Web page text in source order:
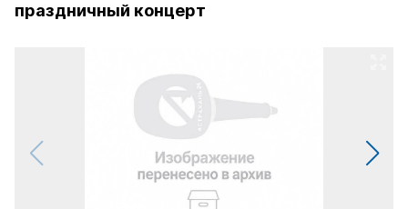
праздничный концерт